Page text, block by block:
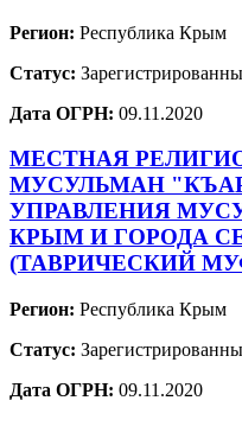
Регион: Республика Крым
Статус:
Дата ОГРН: 09.11.2020
МЕСТНАЯ
МУСУЛЬМАН
УПРАВЛЕНИЯ
КРЫМ И ГОРОДА
(ТАВРИЧЕСКИЙ
Регион: Республика Крым
Статус:
Дата ОГРН: 09.11.2020